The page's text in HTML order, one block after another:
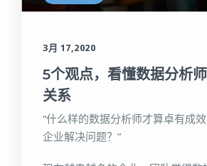
3月 17,2020
5个观点，看懂数据分析
关系
“什么样的数据分析师才算卓有成
企业解决问题？”